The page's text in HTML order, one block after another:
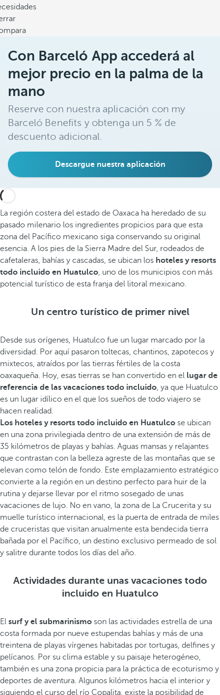
Con Barceló App accederá al
mejor precio en la palma de la
mano
Reserve con nuestra aplicación con my
Barceló Benefits y obtenga un 5 % de
descuento adicional.
Descargue nuestra aplicación
La región costera del estado de Oaxaca ha heredado de su
pasado milenario los ingredientes propicios para que esta
zona del Pacífico mexicano siga conservando su original
esencia. A los pies de la Sierra Madre del Sur, rodeados de
cafetaleras, bahías y cascadas, se ubican los hoteles y resorts
todo incluido en Huatulco, uno de los municipios con más
potencial turístico de esta franja del litoral mexicano.
Un centro turístico de primer nivel
Desde sus orígenes, Huatulco fue un lugar marcado por la
diversidad. Por aquí pasaron toltecas, chantinos, zapotecos y
mixtecos, atraídos por las tierras fértiles de la costa
oaxaqueña. Hoy, esas tierras se han convertido en el lugar de
referencia de las vacaciones todo incluido, ya que Huatulco
es un lugar idílico en el que los sueños de todo viajero se
hacen realidad.
Los hoteles y resorts todo incluido en Huatulco se ubican
en una zona privilegiada dentro de una extensión de más de
35 kilómetros de playas y bahías. Aguas mansas y relajantes
que contrastan con la belleza agreste de las montañas que se
elevan como telón de fondo. Este emplazamiento estratégico
convierte a la región en un destino perfecto para huir de la
rutina y dejarse llevar por el ritmo sosegado de unas
vacaciones de lujo. No en vano, la zona de La Crucerita y su
muelle turístico internacional, es la puerta de entrada de miles
de cruceristas que visitan anualmente esta bendecida tierra
bañada por el Pacífico, un destino exclusivo permeado de sol
y salitre durante todos los días del año.
Actividades durante unas vacaciones todo
incluido en Huatulco
El surf y el submarinismo son las actividades estrella de una
costa formada por nueve estupendas bahías y más de una
treintena de playas vírgenes habitadas por tortugas, delfines y
pelícanos. Por su clima estable y su paisaje heterogéneo,
también es una zona propicia para la práctica de ecoturismo y
deportes de aventura. Algunos kilómetros hacia el interior y
siguiendo el curso del río Copalita, existe la posibilidad de